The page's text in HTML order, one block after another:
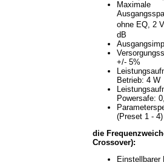
Maximale
ohne EQ, 2 V
dB
+/- 5%
Betrieb: 4 W
Powersafe:
(Preset 1 - 4)
die
Crossover):
Einstellbarer